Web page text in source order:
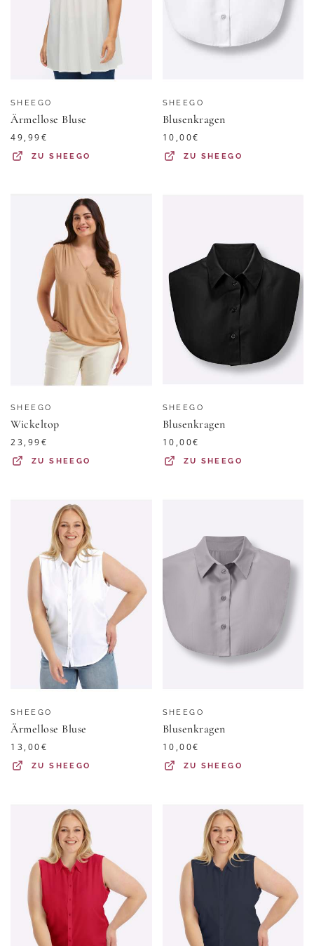
SHEEGO
Ärmellose Bluse
49,99€
ZUSHEEGO
SHEEGO
Blusenkragen
10,00€
ZU SHEEGO
SHEEGO
Wickeltop
23,99€
ZUSHEEGO
SHEEGO
Blusenkragen
10,00€
ZU SHEEGO
SHEEGO
Ärmellose Bluse
13,00€
ZUSHEEGO
SHEEGO
Blusenkragen
10,00€
ZU SHEEGO